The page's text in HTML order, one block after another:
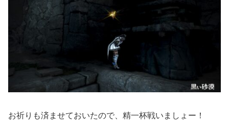
お祈りも済ませておいたので、精一杯戦いましょー！